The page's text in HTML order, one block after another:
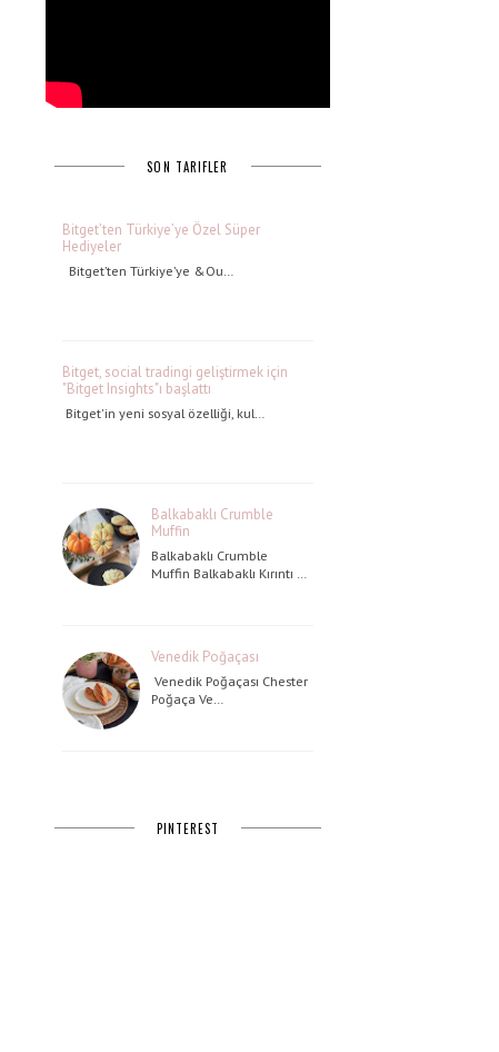
SON TARIFLER
Bitget’ten Türkiye’ye Özel Süper
Hediyeler
Bitget’ten Türkiye’ye &Ou…
Bitget, social tradingi geliştirmek için
"Bitget Insights"ı başlattı
Bitget'in yeni sosyal özelliği, kul…
Balkabaklı Crumble
Muffin
Balkabaklı Crumble
Muffin Balkabaklı Kırıntı …
Venedik Poğaçası
Venedik Poğaçası Chester
Poğaça Ve…
PINTEREST